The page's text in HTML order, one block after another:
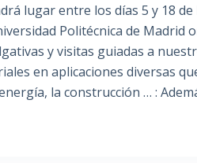
lugar entre los días 5 y 18
Politécnica de Madrid
y visitas guiadas a
en aplicaciones diversas
la construcción … :